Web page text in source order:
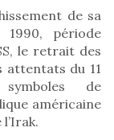
de sa
période
le retrait des
attentats du 11
de
américaine